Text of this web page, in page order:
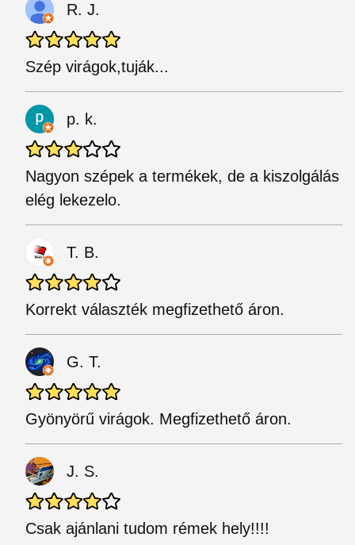
R. J.
Szép virágok,tuják...
p. k.
Nagyon szépek a termékek, de a kiszolgálás
elég lekezelo.
T. B.
Korrekt választék megfizethető áron.
G. T.
Gyönyörű virágok. Megfizethető áron.
J. S.
Csak ajánlani tudom rémek hely!!!!